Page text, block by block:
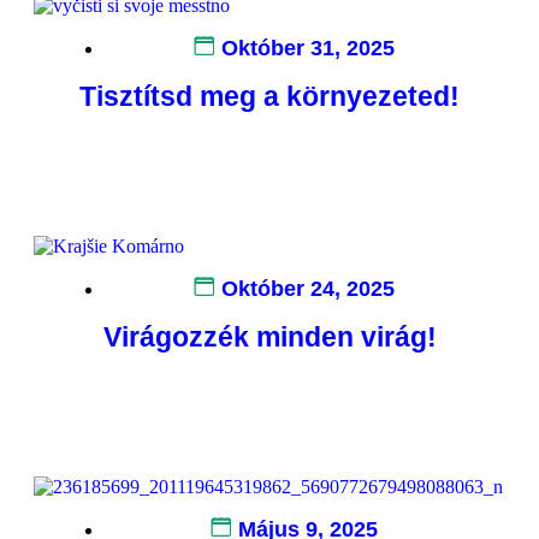
Október 31, 2025
Tisztítsd meg a környezeted!
Október 24, 2025
Virágozzék minden virág!
Május 9, 2025